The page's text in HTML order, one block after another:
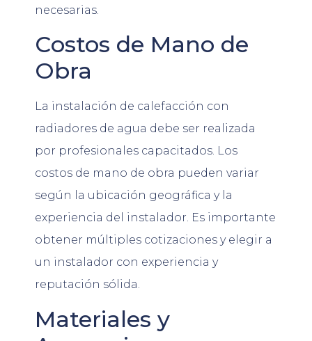
necesarias.
Costos de Mano de
Obra
La instalación de calefacción con
radiadores de agua debe ser realizada
por profesionales capacitados. Los
costos de mano de obra pueden variar
según la ubicación geográfica y la
experiencia del instalador. Es importante
obtener múltiples cotizaciones y elegir a
un instalador con experiencia y
reputación sólida.
Materiales y